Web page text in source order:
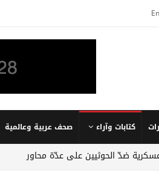
كتابات وآراء صحف عربية وعالمية
ضدّ الحوثيين على عدّة محاور